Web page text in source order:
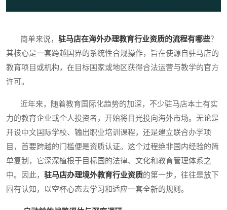
简单来说， 驻马店在海外办理教育行业资质的流程有哪些？
其核心是一套跨越国界的系统性合规操作，旨在使源自驻马店的
教育项目或机构，在目标国家或地区获得合法运营与教学的官方
许可。
近年来，随着教育国际化趋势的加深，不少驻马店本土有实
力的教育企业或个人投资者，开始将目光投向海外市场。无论是
开设中文国际学校、输出职业培训课程，还是建立联合办学项
目，首要跨越的门槛便是资质认证。这个过程绝非国内经验的简
单复制，它深深植根于目标国的法律、文化和教育管理体系之
中。因此， 驻马店办理境外教育行业资质的第一步，往往是放下
固有认知，以空杯心态去学习和适应一套全新的规则。